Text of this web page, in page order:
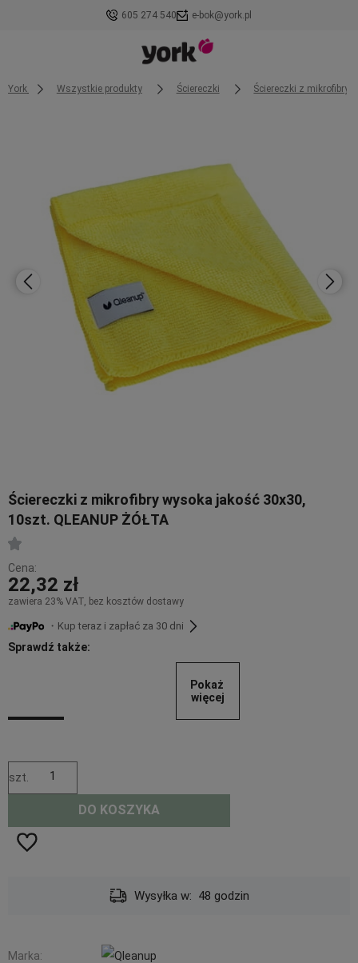
605 274 540 e-bok@york.pl
York Wszystkie produkty Ściereczki Ściereczki z mikrofibry
Ściereczki z mikrofibry wysoka jakość 30x30,
10szt. QLEANUP ŻÓŁTA
Cena:
22,32 zł
zawiera 23% VAT, bez kosztów dostawy
・Kup teraz i zapłać za 30 dni
Sprawdź także:
Pokaż
więcej
szt.
DO KOSZYKA
Wysyłka w: 48 godzin
Marka: